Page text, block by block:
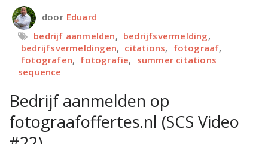
door Eduard
bedrijf aanmelden, bedrijfsvermelding,
bedrijfsvermeldingen, citations, fotograaf,
fotografen, fotografie, summer citations
sequence
Bedrijf aanmelden op
fotograafoffertes.nl (SCS Video